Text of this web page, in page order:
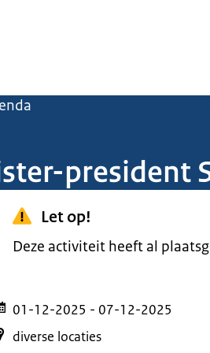
president
Let op!
Deze activiteit heeft al
01-12-2025 - 07-12-2025
diverse locaties